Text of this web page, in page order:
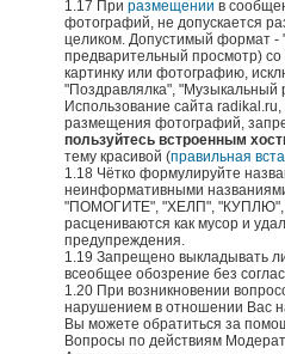
1.17 При размещении в
фотографий, не допускается
целиком. Допустимый формат -
предварительный просмотр)
картинку или фотографию,
"Поздравлялка", "Музыкальный
Использование сайта
размещения фотографий,
пользуйтесь встроенным
тему красивой (правильная
1.18 Чётко формулируйте
неинформативными
"ПОМОГИТЕ", "ХЕЛП", "КУПЛЮ",
расцениваются как мусор и
предупреждения.
1.19 Запрещено выкладывать
всеобщее обозрение без
1.20 При возникновении
нарушением в отношении Вас
Вы можете обратиться за
Вопросы по действиям